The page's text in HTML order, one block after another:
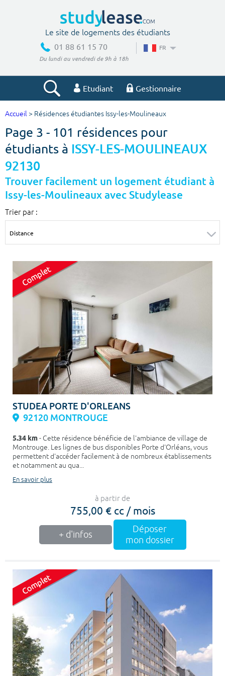
Le site de logements des étudiants
01 88 61 15 70
Du lundi au vendredi de 9h à 18h
FR
Etudiant Gestionnaire
Votre recherche
Ville, école
Budget min Budget max
Surface min
Type de location
Colocation
Votre date d'entrée
Chercher
Accueil > Résidences étudiantes Issy-les-Moulineaux
Page 3 - 101 résidences pour
étudiants à ISSY-LES-MOULINEAUX
92130
Trouver facilement un logement étudiant à
Issy-les-Moulineaux avec Studylease
Trier par :
STUDEA PORTE D'ORLEANS
92120 MONTROUGE
5.34 km- Cette résidence bénéficie de l'ambiance de village de
Montrouge. Les lignes de bus disponibles Porte d'Orléans, vous
permettent d'accéder facilement à de nombreux établissements
et notamment au qua...
En savoir plus
à partir de
755,00 € cc / mois
+ d'infos
Déposer
mon dossier